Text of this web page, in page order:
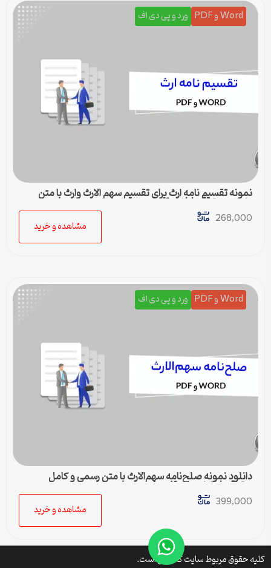
Word و PDF ورد و پی دی اف
نمونه تقسیم نامه ارث برای تقسیم سهم الارث وارث با متن
کامل و حقوقی | فایل pdf و ورد
268,000
مشاهده و خرید
Word و PDF ورد و پی دی اف
دانلود نمونه صلح‌نامه سهم‌الارث با متن رسمی و کامل
حقوقی | فایل ورد و pdf
399,000
مشاهده و خرید
کلیه حقوق مربوط سایت کتافایل است.